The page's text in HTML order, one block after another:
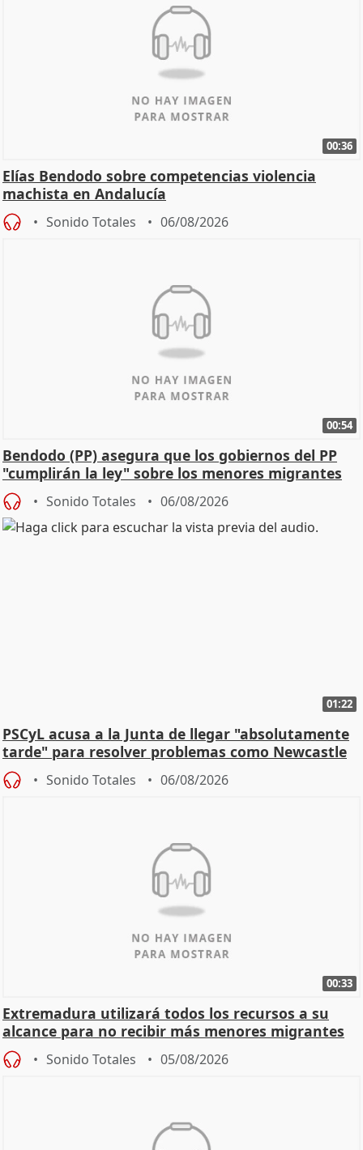
00:36
Elías Bendodo sobre competencias violencia
machista en Andalucía
Sonido Totales 06/08/2026
00:54
Bendodo (PP) asegura que los gobiernos del PP
"cumplirán la ley" sobre los menores migrantes
Sonido Totales 06/08/2026
01:22
PSCyL acusa a la Junta de llegar "absolutamente
tarde" para resolver problemas como Newcastle
Sonido Totales 06/08/2026
00:33
Extremadura utilizará todos los recursos a su
alcance para no recibir más menores migrantes
Sonido Totales 05/08/2026